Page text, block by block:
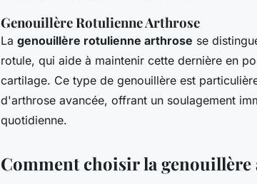
Genouillère Rotulienne Arthrose
La genouillère rotulienne arthrose se
rotule, qui aide à maintenir cette dernière en
cartilage. Ce type de genouillère est
d'arthrose avancée, offrant un soulagement
quotidienne.
Comment choisir la genouillère